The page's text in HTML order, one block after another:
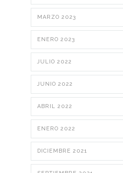
MARZO 2023
ENERO 2023
JULIO 2022
JUNIO 2022
ABRIL 2022
ENERO 2022
DICIEMBRE 2021